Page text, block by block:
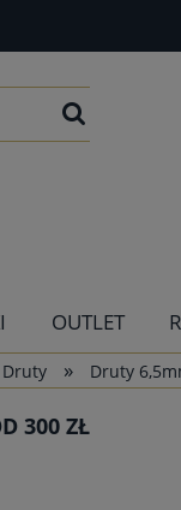
OUTLET
Druty » Druty
300 ZŁ